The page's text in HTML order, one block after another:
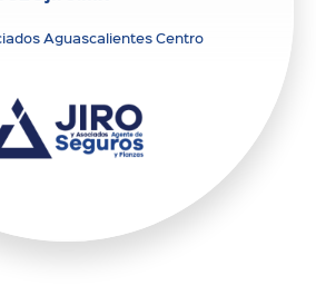
Aguascalientes Centro